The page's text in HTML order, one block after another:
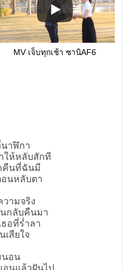
MV เจ็บทุกเช้า ซานิAF6
นาฬิกา
าให้หลับสักที
คืนที่ฉันมี
อนหลับตา
วามจริง
นกลับคืนมา
ธอที่ร่ำลา
เสียใจ
นอน